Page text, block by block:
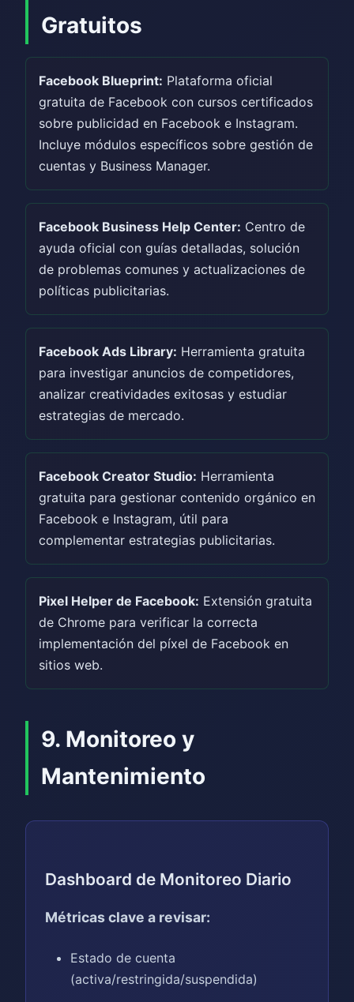
Gratuitos
Facebook Blueprint: Plataforma oficial
gratuita de Facebook con cursos certificados
sobre publicidad en Facebook e Instagram.
Incluye módulos específicos sobre gestión de
cuentas y Business Manager.
Facebook Business Help Center: Centro de
ayuda oficial con guías detalladas, solución
de problemas comunes y actualizaciones de
políticas publicitarias.
Facebook Ads Library: Herramienta gratuita
para investigar anuncios de competidores,
analizar creatividades exitosas y estudiar
estrategias de mercado.
Facebook Creator Studio: Herramienta
gratuita para gestionar contenido orgánico en
Facebook e Instagram, útil para
complementar estrategias publicitarias.
Pixel Helper de Facebook: Extensión gratuita
de Chrome para verificar la correcta
implementación del píxel de Facebook en
sitios web.
9. Monitoreo y
Mantenimiento
Dashboard de Monitoreo Diario
Métricas clave a revisar:
Estado de cuenta
(activa/restringida/suspendida)